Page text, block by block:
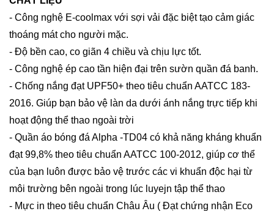
- Công nghệ E-coolmax với sợi vải đặc biệt tạo cảm giác
thoáng mát cho người mặc.
- Độ bền cao, co giãn 4 chiều và chịu lực tốt.
- Công nghệ ép cao tần hiện đại trên sườn quần đá banh.
- Chống nắng đạt UPF50+ theo tiêu chuẩn AATCC 183-
2016. Giúp bạn bảo vệ làn da dưới ánh nắng trực tiếp khi
hoạt động thể thao ngoài trời
- Quần áo bóng đá Alpha -TD04 có khả năng kháng khuẩn
đạt 99,8% theo tiêu chuẩn AATCC 100-2012, giúp cơ thể
của bạn luôn được bảo vệ trước các vi khuẩn độc hại từ
môi trường bên ngoài trong lúc luyejn tập thể thao
- Mực in theo tiêu chuẩn Châu Âu ( Đạt chứng nhận Eco